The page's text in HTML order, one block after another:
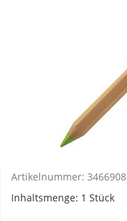
Artikelnummer: 3466908
Inhaltsmenge: 1 Stück